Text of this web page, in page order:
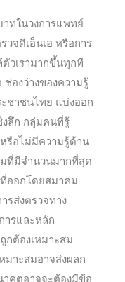
ทในวงการแพทย์
วจดีเอ็นเอ หรือการ
ตัวเรามากขึ้นทุกที
องว่างของความรู้
ะชาชนไทย แบ่งออก
ลึก กลุ่มคนที่รู้
รือไม่มีความรู้ด้าน
ที่มีจำนวนมากที่สุด
ออกโดยสมาคม
รส่งตรวจทาง
ารและหลัก
กต้องเหมาะสม
มาะสมอาจส่งผลก
าคตอาจจะต้องมีข้อ